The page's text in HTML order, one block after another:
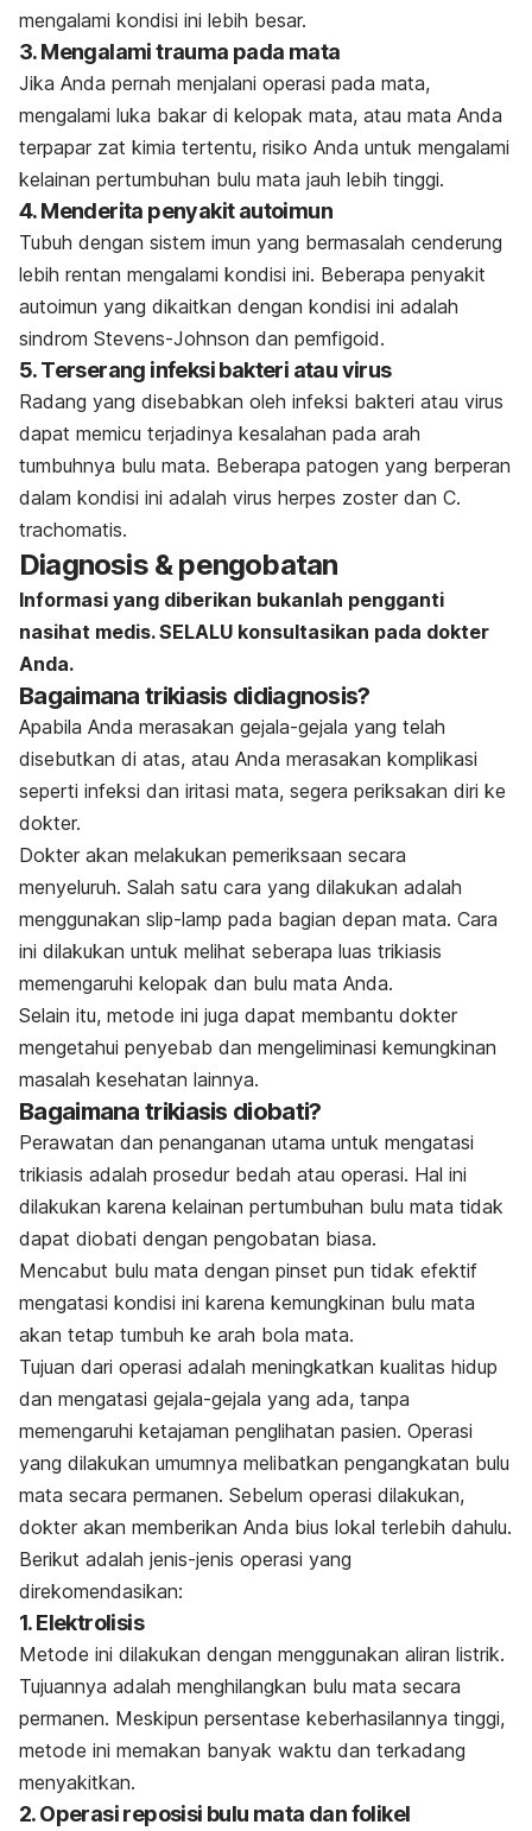
mengalami kondisi ini lebih besar.
3. Mengalami trauma pada mata
Jika Anda pernah menjalani operasi pada mata,
mengalami luka bakar di kelopak mata, atau mata Anda
terpapar zat kimia tertentu, risiko Anda untuk mengalami
kelainan pertumbuhan bulu mata jauh lebih tinggi.
4. Menderita penyakit autoimun
Tubuh dengan sistem imun yang bermasalah cenderung
lebih rentan mengalami kondisi ini. Beberapa penyakit
autoimun yang dikaitkan dengan kondisi ini adalah
sindrom Stevens-Johnson dan pemfigoid.
5. Terserang infeksi bakteri atau virus
Radang yang disebabkan oleh infeksi bakteri atau virus
dapat memicu terjadinya kesalahan pada arah
tumbuhnya bulu mata. Beberapa patogen yang berperan
dalam kondisi ini adalah virus herpes zoster dan C.
trachomatis.
Diagnosis & pengobatan
Informasi yang diberikan bukanlah pengganti
nasihat medis. SELALU konsultasikan pada dokter
Anda.
Bagaimana trikiasis didiagnosis?
Apabila Anda merasakan gejala-gejala yang telah
disebutkan di atas, atau Anda merasakan komplikasi
seperti infeksi dan iritasi mata, segera periksakan diri ke
dokter.
Dokter akan melakukan pemeriksaan secara
menyeluruh. Salah satu cara yang dilakukan adalah
menggunakan slip-lamp pada bagian depan mata. Cara
ini dilakukan untuk melihat seberapa luas trikiasis
memengaruhi kelopak dan bulu mata Anda.
Selain itu, metode ini juga dapat membantu dokter
mengetahui penyebab dan mengeliminasi kemungkinan
masalah kesehatan lainnya.
Bagaimana trikiasis diobati?
Perawatan dan penanganan utama untuk mengatasi
trikiasis adalah prosedur bedah atau operasi. Hal ini
dilakukan karena kelainan pertumbuhan bulu mata tidak
dapat diobati dengan pengobatan biasa.
Mencabut bulu mata dengan pinset pun tidak efektif
mengatasi kondisi ini karena kemungkinan bulu mata
akan tetap tumbuh ke arah bola mata.
Tujuan dari operasi adalah meningkatkan kualitas hidup
dan mengatasi gejala-gejala yang ada, tanpa
memengaruhi ketajaman penglihatan pasien. Operasi
yang dilakukan umumnya melibatkan pengangkatan bulu
mata secara permanen. Sebelum operasi dilakukan,
dokter akan memberikan Anda bius lokal terlebih dahulu.
Berikut adalah jenis-jenis operasi yang
direkomendasikan:
1. Elektrolisis
Metode ini dilakukan dengan menggunakan aliran listrik.
Tujuannya adalah menghilangkan bulu mata secara
permanen. Meskipun persentase keberhasilannya tinggi,
metode ini memakan banyak waktu dan terkadang
menyakitkan.
2. Operasi reposisi bulu mata dan folikel